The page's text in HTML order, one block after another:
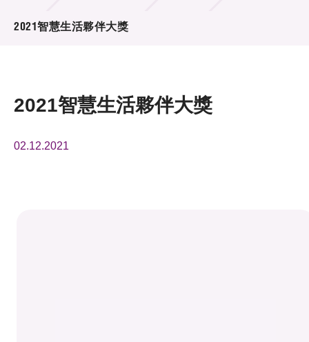
項目及資助計劃
2021智慧生活夥伴大獎
2021智慧生活夥伴大獎
02.12.2021